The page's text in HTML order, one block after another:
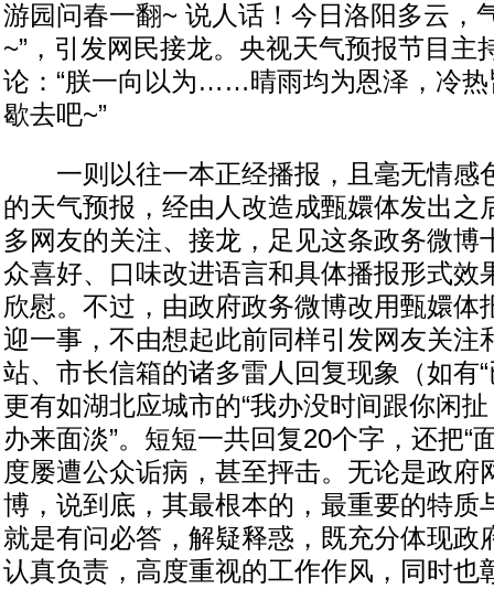
游园问春一翻~ 说人话！今日洛阳多云，
~”，引发网民接龙。央视天气预报节目主
论：“朕一向以为……晴雨均为恩泽，冷热
歇去吧~”
一则以往一本正经播报，且毫无情感
的天气预报，经由人改造成甄嬛体发出之
多网友的关注、接龙，足见这条政务微博
众喜好、口味改进语言和具体播报形式效
欣慰。不过，由政府政务微博改用甄嬛体
迎一事，不由想起此前同样引发网友关注
站、市长信箱的诸多雷人回复现象（如有“
更有如湖北应城市的“我办没时间跟你闲
办来面淡”。短短一共回复20个字，还把“
度屡遭公众诟病，甚至抨击。无论是政府
博，说到底，其最根本的，最重要的特质
就是有问必答，解疑释惑，既充分体现政
认真负责，高度重视的工作作风，同时也